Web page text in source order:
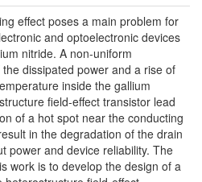
effect poses a main problem for
and optoelectronic devices
nitride. A non-uniform
dissipated power and a rise of
inside the gallium
field-effect transistor lead
of a hot spot near the conducting
in the degradation of the drain
power and device reliability. The
work is to develop the design of a